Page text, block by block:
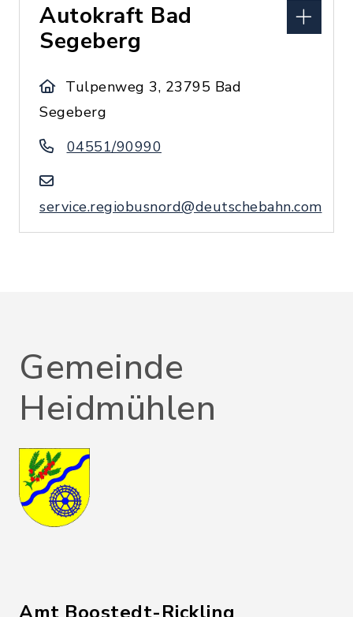
Autokraft Bad
Segeberg
Tulpenweg 3, 23795 Bad
Segeberg
04551/90990
service.regiobusnord@deutschebahn.com
Gemeinde
Heidmühlen